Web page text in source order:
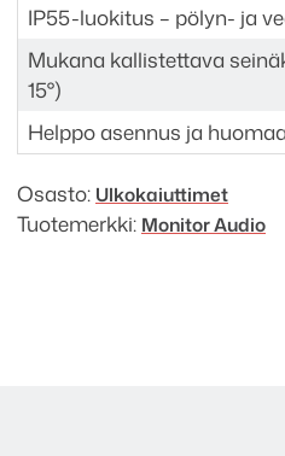
IP55-luokitus – pölyn- ja
Mukana kallistettava
15°)
Helppo asennus ja
Osasto: Ulkokaiuttimet
Tuotemerkki: Monitor Audio